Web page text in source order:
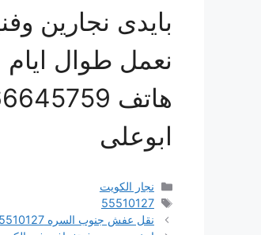
بايدى نجارين
نعمل طوال ايام
هاتف 66645759 – 55510127
ابوعلى
التصنيفات
نجار الكويت
الوسوم
55510127
نقل عفش جنوب السره 55510127 خدمه مميزه